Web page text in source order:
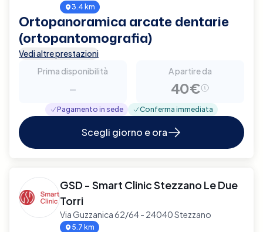
3.4 km
Ortopanoramica arcate dentarie
(ortopantomografia)
Vedi altre prestazioni
Prima disponibilità
-
A partire da
40€
Pagamento in sede Conferma immediata
Scegli giorno e ora
GSD - Smart Clinic Stezzano Le Due
Torri
Via Guzzanica 62/64 - 24040 Stezzano
5.7 km